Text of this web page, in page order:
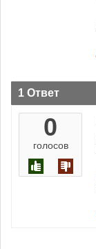
1 Ответ
0
голосов